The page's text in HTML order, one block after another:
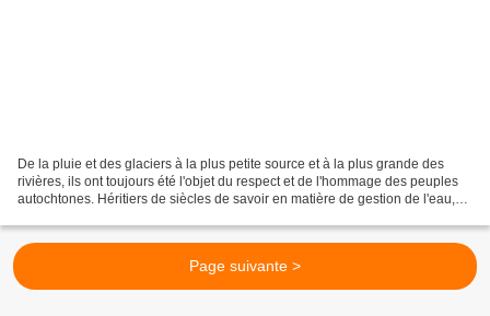
De la pluie et des glaciers à la plus petite source et à la plus grande des
rivières, ils ont toujours été l'objet du respect et de l'hommage des peuples
autochtones. Héritiers de siècles de savoir en matière de gestion de l'eau,
Page suivante >